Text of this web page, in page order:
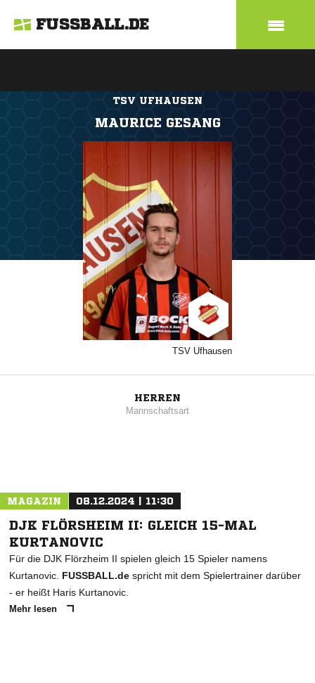
FUSSBALL.DE
TSV UFHAUSEN
MAURICE GESANG
TSV Ufhausen
HERREN
Mannschaftsart
MAGAZIN 08.12.2024 | 11:30
DJK FLÖRSHEIM II: GLEICH 15-MAL
KURTANOVIC
Für die DJK Flörzheim II spielen gleich 15 Spieler namens
Kurtanovic. FUSSBALL.de spricht mit dem Spielertrainer darüber
- er heißt Haris Kurtanovic.
Mehr lesen